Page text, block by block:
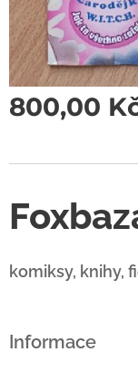
800,00
komiksy, knihy,
Informace